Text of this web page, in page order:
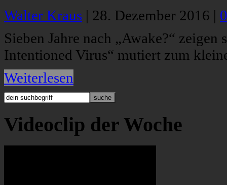
Walter Kraus | 28. Dezember 2016 |
Sieben Jahre nach „Awake?“
Intentioned Virus“ mutiert zum
Weiterlesen
Videoclip der Woche